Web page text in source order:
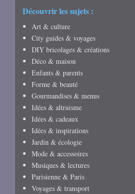
Découvrir les sujets :
Art & culture
City guides & voyages
DIY bricolages & créations
Déco & maison
Enfants & parents
Forme & beauté
Gourmandises & menus
Idées & altruisme
Idées & cadeaux
Idées & inspirations
Jardin & écologie
Mode & accessoires
Musiques & lectures
Parisienne & Paris
Voyages & transport